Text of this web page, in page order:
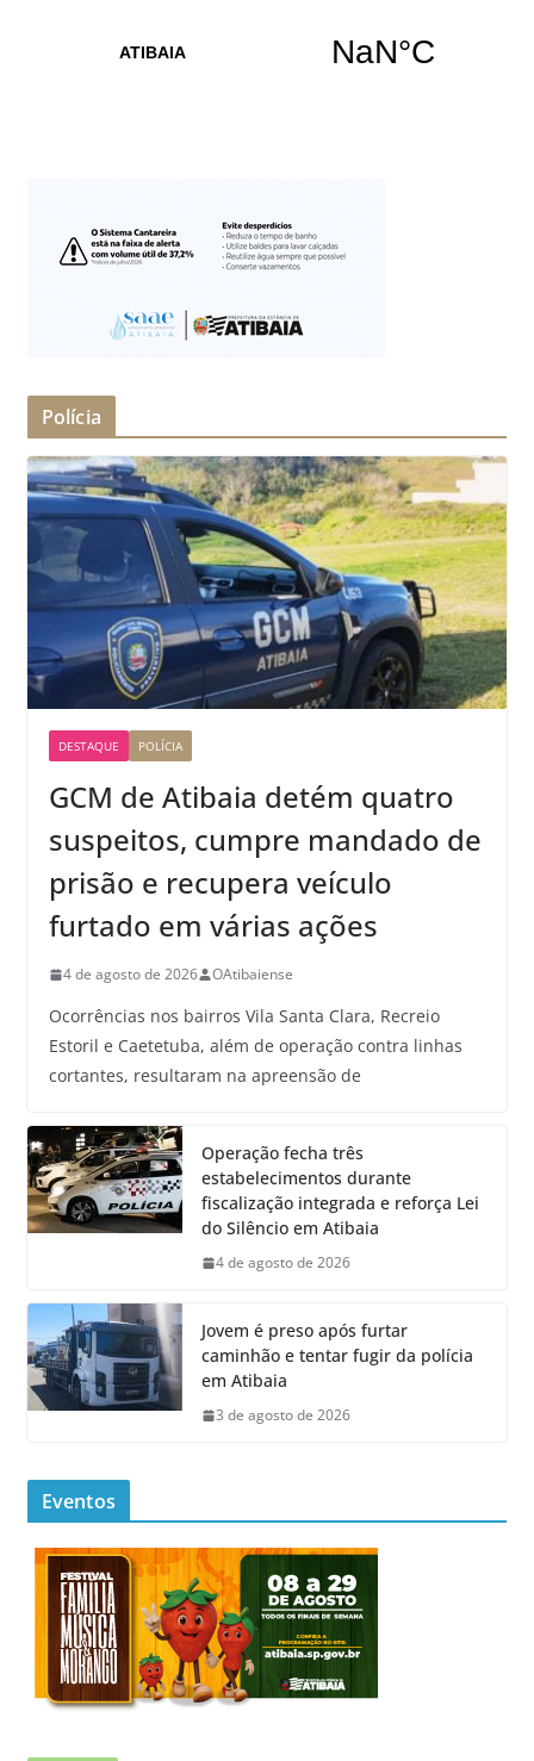
Polícia
DESTAQUE POLÍCIA
GCM de Atibaia detém quatro
suspeitos, cumpre mandado de
prisão e recupera veículo
furtado em várias ações
4 de agosto de 2026 OAtibaiense
Ocorrências nos bairros Vila Santa Clara, Recreio
Estoril e Caetetuba, além de operação contra linhas
cortantes, resultaram na apreensão de
Operação fecha três
estabelecimentos durante
fiscalização integrada e reforça Lei
do Silêncio em Atibaia
4 de agosto de 2026
Jovem é preso após furtar
caminhão e tentar fugir da polícia
em Atibaia
3 de agosto de 2026
Eventos